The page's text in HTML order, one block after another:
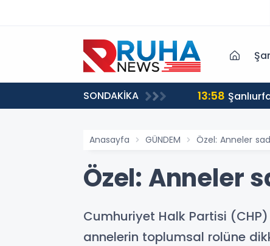
SONDAKİKA
Yakalandı 13:58
Anasayfa GÜNDEM Özel: Anneler
Özel: Anneler
Cumhuriyet Halk Partisi (CHP)
annelerin toplumsal rolüne